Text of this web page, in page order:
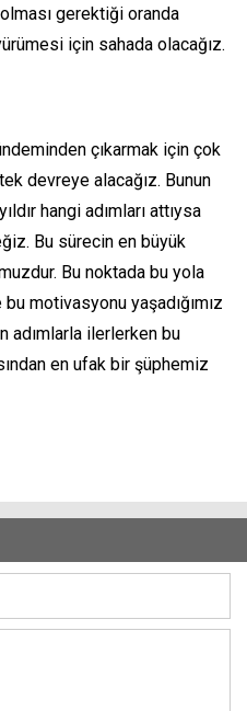
gerektiği oranda
için sahada olacağız.
çıkarmak için çok
devreye alacağız. Bunun
hangi adımları attıysa
Bu sürecin en büyük
Bu noktada bu yola
motivasyonu yaşadığımız
adımlarla ilerlerken bu
en ufak bir şüphemiz